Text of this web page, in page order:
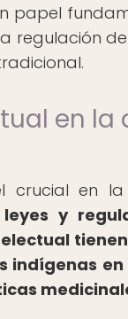
papel
regulación
en la
crucial en
leyes y
en